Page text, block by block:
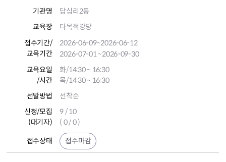
기관명
답십리2동
교육장
다목적강당
접수기간/
교육기간
2026-06-09~2026-06-12
2026-07-01~2026-09-30
교육요일
/시간
화/14:30 ~ 16:30
목/14:30 ~ 16:30
선발방법
선착순
신청/모집
(대기자)
9 / 10
( 0 / 0 )
접수상태 접수마감